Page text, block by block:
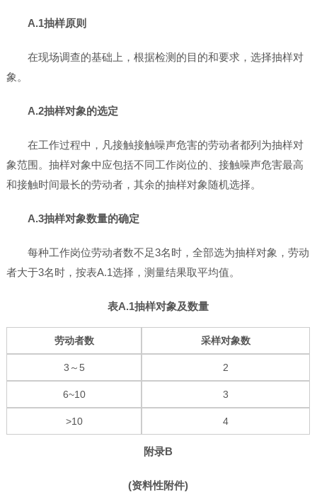
A.1抽样原则
在现场调查的基础上，根据检测的目的和要求，选择抽样对
象。
A.2抽样对象的选定
在工作过程中，凡接触接触噪声危害的劳动者都列为抽样对
象范围。抽样对象中应包括不同工作岗位的、接触噪声危害最高
和接触时间最长的劳动者，其余的抽样对象随机选择。
A.3抽样对象数量的确定
每种工作岗位劳动者数不足3名时，全部选为抽样对象，劳动
者大于3名时，按表A.1选择，测量结果取平均值。
表A.1抽样对象及数量
劳动者数 采样对象数
3～5 2
6~10 3
>10 4
附录B
(资料性附件)